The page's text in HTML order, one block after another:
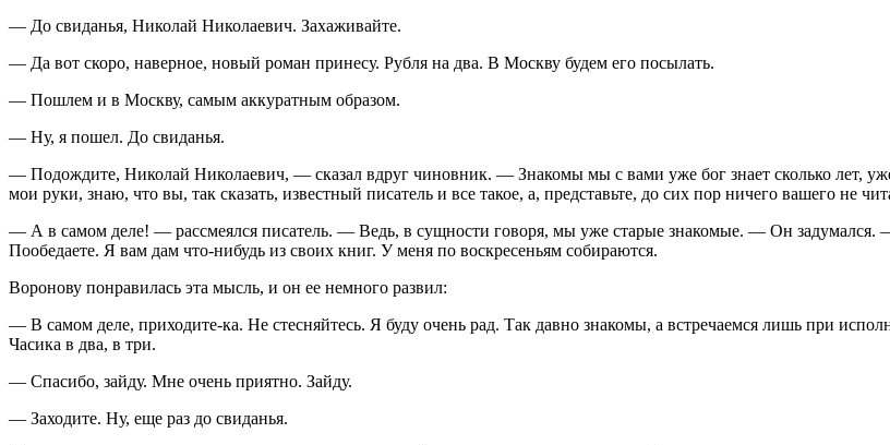
— До свиданья, Николай Николаевич. Захаживайте.
— Да вот скоро, наверное, новый роман принесу. Рубля на два. В Москву будем его посылать.
— Пошлем и в Москву, самым аккуратным образом.
— Ну, я пошел. До свиданья.
— Подождите, Николай Николаевич, — сказал вдруг чиновник. — Знакомы мы с вами уже бог знает сколько лет,
мои руки, знаю, что вы, так сказать, известный писатель и все такое, а, представьте, до сих пор ничего вашего не
— А в самом деле! — рассмеялся писатель. — Ведь, в сущности говоря, мы уже старые знакомые. — Он задумался.
Пообедаете. Я вам дам что-нибудь из своих книг. У меня по воскресеньям собираются.
Воронову понравилась эта мысль, и он ее немного развил:
— В самом деле, приходите-ка. Не стесняйтесь. Я буду очень рад. Так давно знакомы, а встречаемся лишь при
Часика в два, в три.
— Спасибо, зайду. Мне очень приятно. Зайду.
— Заходите. Ну, еще раз до свиданья.